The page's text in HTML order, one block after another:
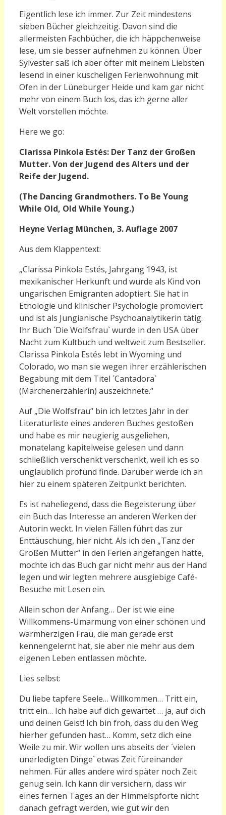
Eigentlich lese ich immer. Zur Zeit mindestens
sieben Bücher gleichzeitig. Davon sind die
allermeisten Fachbücher, die ich häppchenweise
lese, um sie besser aufnehmen zu können. Über
Sylvester saß ich aber öfter mit meinem Liebsten
lesend in einer kuscheligen Ferienwohnung mit
Ofen in der Lüneburger Heide und kam gar nicht
mehr von einem Buch los, das ich gerne aller
Welt vorstellen möchte.
Here we go:
Clarissa Pinkola Estés: Der Tanz der Großen
Mutter.Von der Jugend des Alters und der
Reife der Jugend.
(The Dancing Grandmothers. To Be Young
While Old, Old While Young.)
Heyne Verlag München, 3. Auflage 2007
Aus dem Klappentext:
„Clarissa Pinkola Estés, Jahrgang 1943, ist
mexikanischer Herkunft und wurde als Kind von
ungarischen Emigranten adoptiert. Sie hat in
Etnologie und klinischer Psychologie promoviert
und ist als Jungianische Psychoanalytikerin tätig.
Ihr Buch ´Die Wolfsfrau` wurde in den USA über
Nacht zum Kultbuch und weltweit zum Bestseller.
Clarissa Pinkola Estés lebt in Wyoming und
Colorado, wo man sie wegen ihrer erzählerischen
Begabung mit dem Titel ´Cantadora`
(Märchenerzählerin) auszeichnete.“
Auf „Die Wolfsfrau“ bin ich letztes Jahr in der
Literaturliste eines anderen Buches gestoßen
und habe es mir neugierig ausgeliehen,
monatelang kapitelweise gelesen und dann
schließlich verschenkt verschenkt, weil ich es so
unglaublich profund finde. Darüber werde ich an
hier zu einem späteren Zeitpunkt berichten.
Es ist naheliegend, dass die Begeisterung über
ein Buch das Interesse an anderen Werken der
Autorin weckt. In vielen Fällen führt das zur
Enttäuschung, hier nicht. Als ich den „Tanz der
Großen Mutter“ in den Ferien angefangen hatte,
mochte ich das Buch gar nicht mehr aus der Hand
legen und wir legten mehrere ausgiebige Café-
Besuche mit Lesen ein.
Allein schon der Anfang… Der ist wie eine
Willkommens-Umarmung von einer schönen und
warmherzigen Frau, die man gerade erst
kennengelernt hat, sie aber nie mehr aus dem
eigenen Leben entlassen möchte.
Lies selbst:
Du liebe tapfere Seele… Willkommen… Tritt ein,
tritt ein… Ich habe auf dich gewartet … ja, auf dich
und deinen Geist! Ich bin froh, dass du den Weg
hierher gefunden hast… Komm, setz dich eine
Weile zu mir. Wir wollen uns abseits der ´vielen
unerledigten Dinge` etwas Zeit füreinander
nehmen. Für alles andere wird später noch Zeit
genug sein. Ich kann dir versichern, dass wir
eines fernen Tages an der Himmelspforte nicht
danach gefragt werden, wie gut wir den